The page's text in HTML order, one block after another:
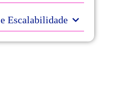
Escalabilidade